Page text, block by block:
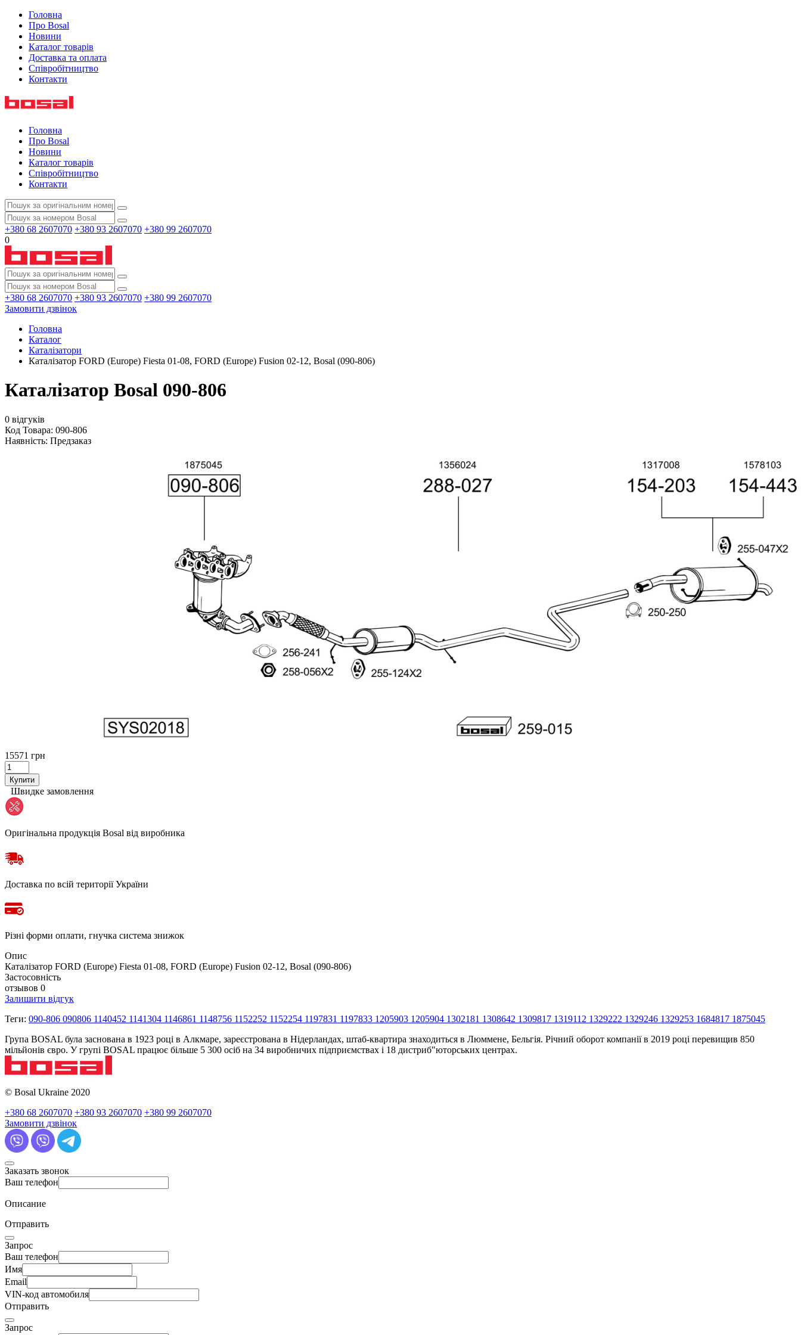
Головна
Про Bosal
Новини
Каталог товарів
Доставка та оплата
Співробітництво
Контакти
Головна
Про Bosal
Новини
Каталог товарів
Співробітництво
Контакти
+380 68 2607070 +380 93 2607070 +380 99 2607070
0
+380 68 2607070 +380 93 2607070 +380 99 2607070
Замовити дзвінок
Головна
Каталог
Каталізатори
Каталізатор FORD (Europe) Fiesta 01-08, FORD (Europe) Fusion 02-12, Bosal (090-806)
Каталізатор Bosal 090-806
0 відгуків
Код Товара: 090-806
Наявність: Предзаказ
15571 грн
Купити
Швидке замовлення
Оригінальна продукція Bosal від виробника
Доставка по всій території України
Різні форми оплати, гнучка система знижок
Опис
Каталізатор FORD (Europe) Fiesta 01-08, FORD (Europe) Fusion 02-12, Bosal (090-806)
Застосовність
отзывов 0
Залишити відгук
Теги: 090-806 090806 1140452 1141304 1146861 1148756 1152252 1152254 1197831 1197833 1205903 1205904 1302181 1308642 1309817 1319112 1329222 1329246 1329253 1684817 1875045
Група BOSAL була заснована в 1923 році в Алкмаре, зареєстрована в Нідерландах, штаб-квартира знаходиться в Люммене, Бельгія. Річний оборот компанії в 2019 році перевищив 850
мільйонів євро. У групі BOSAL працює більше 5 300 осіб на 34 виробничих підприємствах і 18 дистриб"юторських центрах.
© Bosal Ukraine 2020
+380 68 2607070 +380 93 2607070 +380 99 2607070
Замовити дзвінок
Заказать звонок
Ваш телефон
Описание
Отправить
Запрос
Ваш телефон
Имя
Email
VIN-код автомобиля
Отправить
Запрос